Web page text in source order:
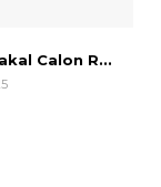
Calon R...